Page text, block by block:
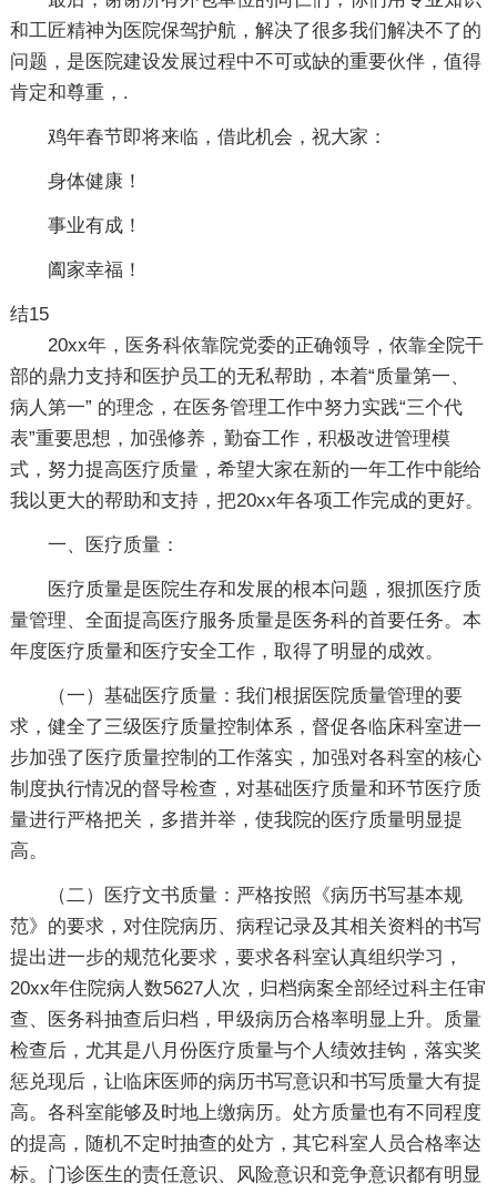
和工匠精神为医院保驾护航，解决了很多我们解决不了的
问题，是医院建设发展过程中不可或缺的重要伙伴，值得
肯定和尊重，.
鸡年春节即将来临，借此机会，祝大家：
身体健康！
事业有成！
阖家幸福！
结15
20xx年，医务科依靠院党委的正确领导，依靠全院干
部的鼎力支持和医护员工的无私帮助，本着“质量第一、
病人第一” 的理念，在医务管理工作中努力实践“三个代
表”重要思想，加强修养，勤奋工作，积极改进管理模
式，努力提高医疗质量，希望大家在新的一年工作中能给
我以更大的帮助和支持，把20xx年各项工作完成的更好。
一、医疗质量：
医疗质量是医院生存和发展的根本问题，狠抓医疗质
量管理、全面提高医疗服务质量是医务科的首要任务。本
年度医疗质量和医疗安全工作，取得了明显的成效。
（一）基础医疗质量：我们根据医院质量管理的要
求，健全了三级医疗质量控制体系，督促各临床科室进一
步加强了医疗质量控制的工作落实，加强对各科室的核心
制度执行情况的督导检查，对基础医疗质量和环节医疗质
量进行严格把关，多措并举，使我院的医疗质量明显提
高。
（二）医疗文书质量：严格按照《病历书写基本规
范》的要求，对住院病历、病程记录及其相关资料的书写
提出进一步的规范化要求，要求各科室认真组织学习，
20xx年住院病人数5627人次，归档病案全部经过科主任审
查、医务科抽查后归档，甲级病历合格率明显上升。质量
检查后，尤其是八月份医疗质量与个人绩效挂钩，落实奖
惩兑现后，让临床医师的病历书写意识和书写质量大有提
高。各科室能够及时地上缴病历。处方质量也有不同程度
的提高，随机不定时抽查的处方，其它科室人员合格率达
标。门诊医生的责任意识、风险意识和竞争意识都有明显